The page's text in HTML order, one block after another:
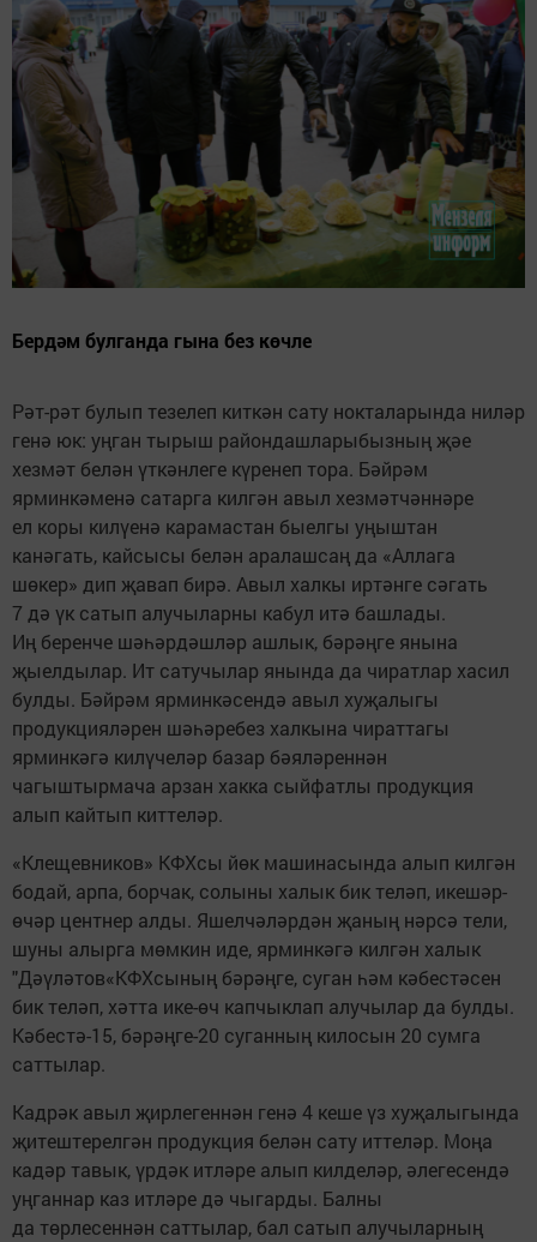
Бердәм булганда гына без көчле
Рәт-рәт булып тезелеп киткән сату нокталарында ниләр
генә юк: уңган тырыш райондашларыбызның җәе
хезмәт белән үткәнлеге күренеп тора. Бәйрәм
ярминкәменә сатарга килгән авыл хезмәтчәннәре
ел коры килүенә карамастан быелгы уңыштан
канәгать, кайсысы белән аралашсаң да «Аллага
шөкер» дип җавап бирә. Авыл халкы иртәнге сәгать
7 дә үк сатып алучыларны кабул итә башлады.
Иң беренче шәһәрдәшләр ашлык, бәрәңге янына
җыелдылар. Ит сатучылар янында да чиратлар хасил
булды. Бәйрәм ярминкәсендә авыл хуҗалыгы
продукцияләрен шәһәребез халкына чираттагы
ярминкәгә килүчеләр базар бәяләреннән
чагыштырмача арзан хакка сыйфатлы продукция
алып кайтып киттеләр.
«Клещевников» КФХсы йөк машинасында алып килгән
бодай, арпа, борчак, солыны халык бик теләп, икешәр-
өчәр центнер алды. Яшелчәләрдән җаның нәрсә тели,
шуны алырга мөмкин иде, ярминкәгә килгән халык
"Дәүләтов«КФХсының бәрәңге, суган һәм кәбестәсен
бик теләп, хәтта ике-өч капчыклап алучылар да булды.
Кәбестә-15, бәрәңге-20 суганның килосын 20 сумга
саттылар.
Кадрәк авыл җирлегеннән генә 4 кеше үз хуҗалыгында
җитештерелгән продукция белән сату иттеләр. Моңа
кадәр тавык, үрдәк итләре алып килделәр, әлегесендә
уңганнар каз итләре дә чыгарды. Балны
да төрлесеннән саттылар, бал сатып алучыларның